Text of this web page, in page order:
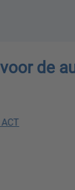
de